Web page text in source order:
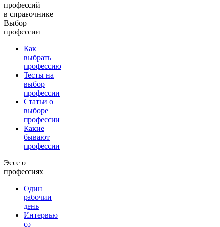
профессий
в справочнике
Выбор
профессии
Как
выбрать
профессию
Тесты на
выбор
профессии
Статьи о
выборе
профессии
Какие
бывают
профессии
Эссе о
профессиях
Один
рабочий
день
Интервью
со